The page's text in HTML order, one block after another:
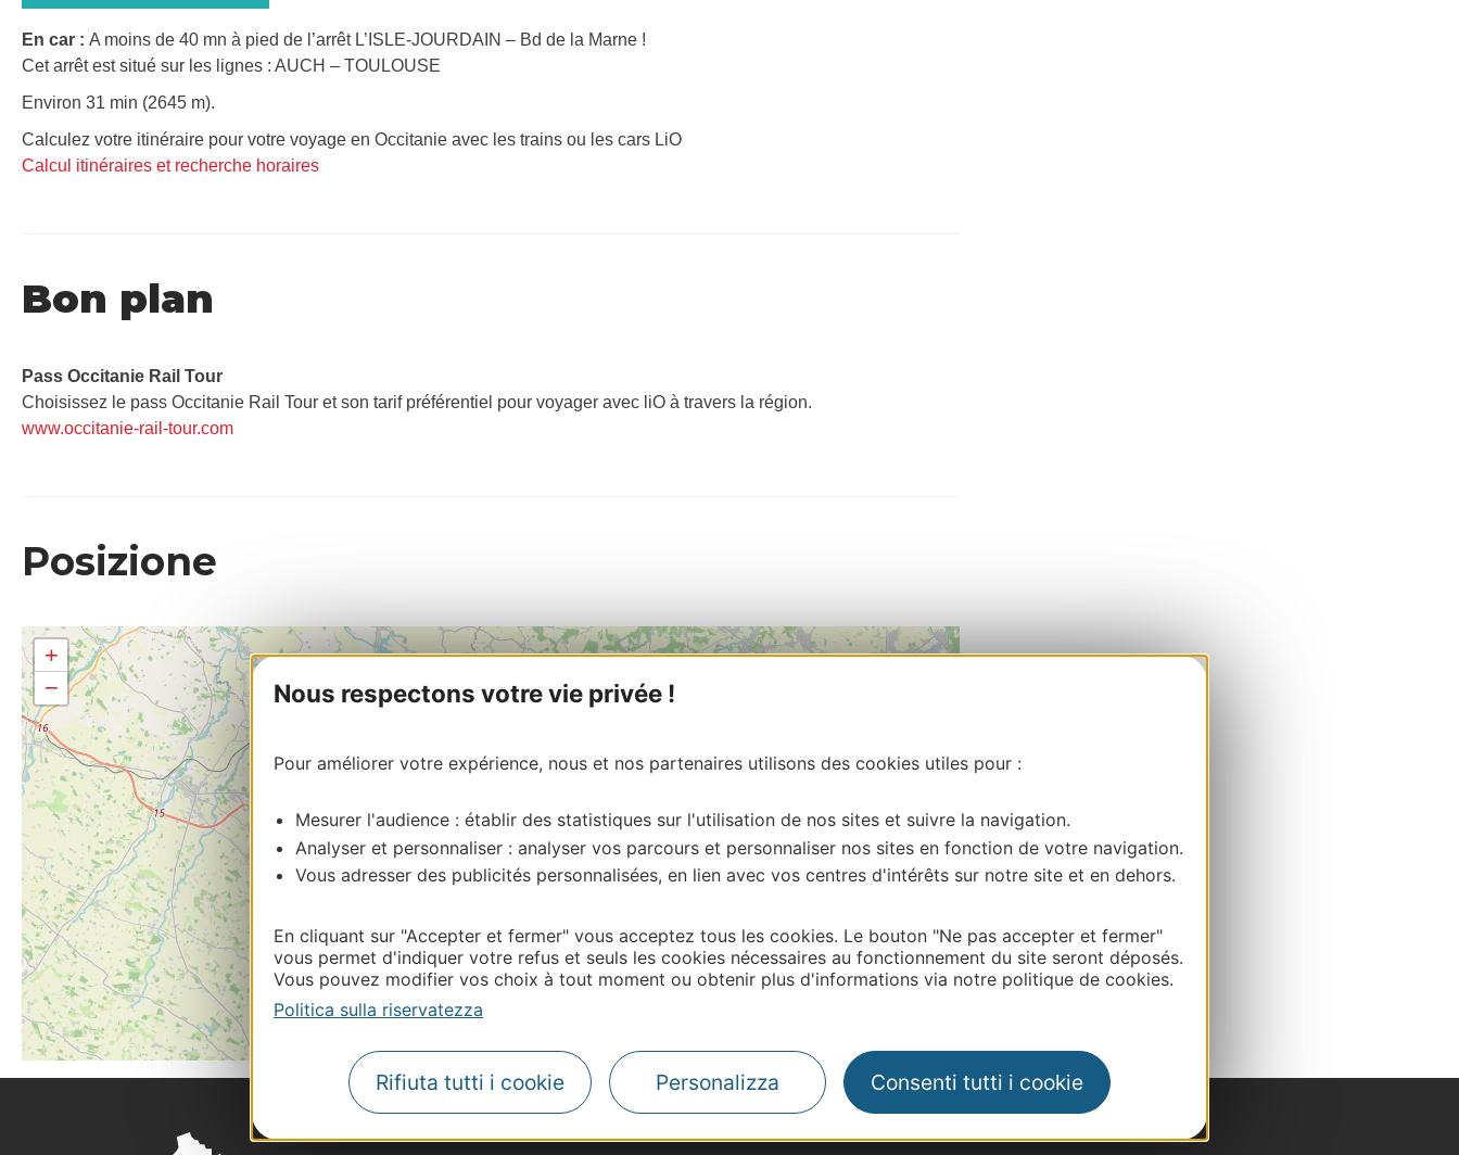
Nous respectons votre vie privée !
Pour améliorer votre expérience, nous et nos partenaires utilisons des cookies utiles pour :
Mesurer l'audience : établir des statistiques sur l'utilisation de nos sites et suivre la navigation.
Analyser et personnaliser : analyser vos parcours et personnaliser nos sites en fonction de votre navigation.
Vous adresser des publicités personnalisées, en lien avec vos centres d'intérêts sur notre site et en dehors.
En cliquant sur "Accepter et fermer" vous acceptez tous les cookies. Le bouton "Ne pas accepter et fermer"
vous permet d'indiquer votre refus et seuls les cookies nécessaires au fonctionnement du site seront déposés.
Vous pouvez modifier vos choix à tout moment ou obtenir plus d'informations via notre politique de cookies.
Politica sulla riservatezza
Rifiuta tutti i cookie Personalizza Consenti tutti i cookie
En car : A moins de 40 mn à pied de l’arrêt L’ISLE-JOURDAIN – Bd de la Marne !
Cet arrêt est situé sur les lignes : AUCH – TOULOUSE
Environ 31 min (2645 m).
Calculez votre itinéraire pour votre voyage en Occitanie avec les trains ou les cars LiO
Calcul itinéraires et recherche horaires
Bon plan
Pass Occitanie Rail Tour​
Choisissez le pass Occitanie Rail Tour et son tarif préférentiel pour voyager avec liO à travers la région.
www.occitanie-rail-tour.com
Posizione
+
−
Leaflet| Map data ©OpenStreetMap contributors